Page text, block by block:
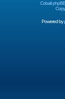
Cobalt
Powered by